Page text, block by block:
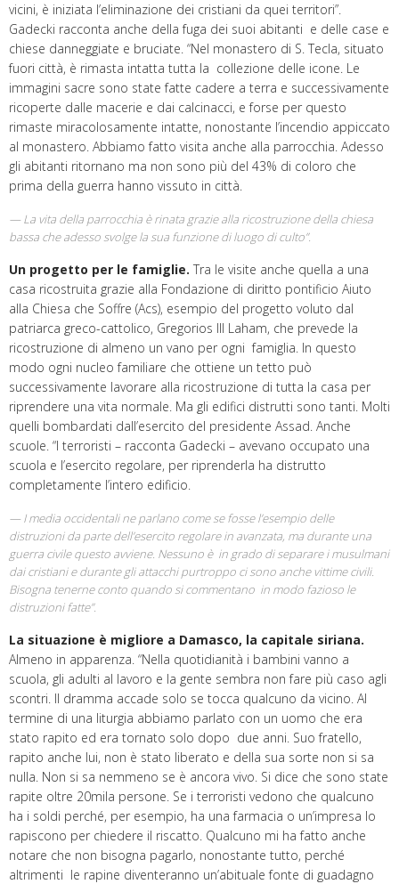
vicini, è iniziata l’eliminazione dei cristiani da quei territori”.
Gadecki racconta anche della fuga dei suoi abitanti e delle case e
chiese danneggiate e bruciate. “Nel monastero di S. Tecla, situato
fuori città, è rimasta intatta tutta la collezione delle icone. Le
immagini sacre sono state fatte cadere a terra e successivamente
ricoperte dalle macerie e dai calcinacci, e forse per questo
rimaste miracolosamente intatte, nonostante l’incendio appiccato
al monastero. Abbiamo fatto visita anche alla parrocchia. Adesso
gli abitanti ritornano ma non sono più del 43% di coloro che
prima della guerra hanno vissuto in città.
La vita della parrocchia è rinata grazie alla ricostruzione della chiesa
bassa che adesso svolge la sua funzione di luogo di culto”.
Un progetto per le famiglie. Tra le visite anche quella a una
casa ricostruita grazie alla Fondazione di diritto pontificio Aiuto
alla Chiesa che Soffre (Acs), esempio del progetto voluto dal
patriarca greco-cattolico, Gregorios III Laham, che prevede la
ricostruzione di almeno un vano per ogni famiglia. In questo
modo ogni nucleo familiare che ottiene un tetto può
successivamente lavorare alla ricostruzione di tutta la casa per
riprendere una vita normale. Ma gli edifici distrutti sono tanti. Molti
quelli bombardati dall’esercito del presidente Assad. Anche
scuole. “I terroristi – racconta Gadecki – avevano occupato una
scuola e l’esercito regolare, per riprenderla ha distrutto
completamente l’intero edificio.
I media occidentali ne parlano come se fosse l’esempio delle
distruzioni da parte dell’esercito regolare in avanzata, ma durante una
guerra civile questo avviene. Nessuno è in grado di separare i musulmani
dai cristiani e durante gli attacchi purtroppo ci sono anche vittime civili.
Bisogna tenerne conto quando si commentano in modo fazioso le
distruzioni fatte”.
La situazione è migliore a Damasco, la capitale siriana.
Almeno in apparenza. “Nella quotidianità i bambini vanno a
scuola, gli adulti al lavoro e la gente sembra non fare più caso agli
scontri. Il dramma accade solo se tocca qualcuno da vicino. Al
termine di una liturgia abbiamo parlato con un uomo che era
stato rapito ed era tornato solo dopo due anni. Suo fratello,
rapito anche lui, non è stato liberato e della sua sorte non si sa
nulla. Non si sa nemmeno se è ancora vivo. Si dice che sono state
rapite oltre 20mila persone. Se i terroristi vedono che qualcuno
ha i soldi perché, per esempio, ha una farmacia o un’impresa lo
rapiscono per chiedere il riscatto. Qualcuno mi ha fatto anche
notare che non bisogna pagarlo, nonostante tutto, perché
altrimenti le rapine diventeranno un’abituale fonte di guadagno